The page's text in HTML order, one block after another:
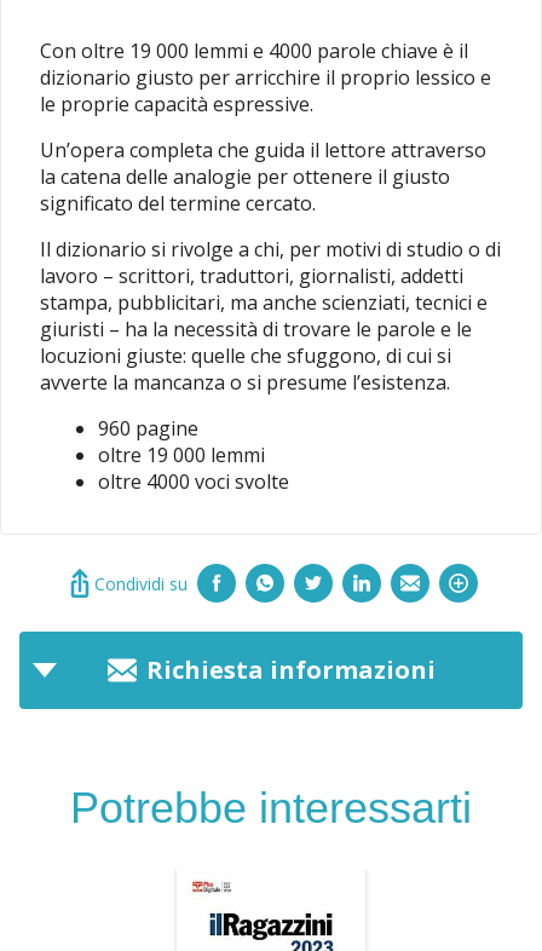
Con oltre 19 000 lemmi e 4000 parole chiave è il
dizionario giusto per arricchire il proprio lessico e
le proprie capacità espressive.
Un’opera completa che guida il lettore attraverso
la catena delle analogie per ottenere il giusto
significato del termine cercato.
Il dizionario si rivolge a chi, per motivi di studio o di
lavoro – scrittori, traduttori, giornalisti, addetti
stampa, pubblicitari, ma anche scienziati, tecnici e
giuristi – ha la necessità di trovare le parole e le
locuzioni giuste: quelle che sfuggono, di cui si
avverte la mancanza o si presume l’esistenza.
960 pagine
oltre 19 000 lemmi
oltre 4000 voci svolte
Condividi su
Richiesta informazioni
Potrebbe interessarti